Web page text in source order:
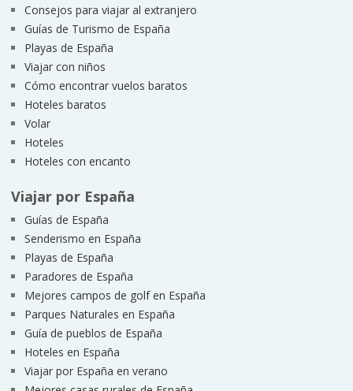
Consejos para viajar al extranjero
Guías de Turismo de España
Playas de España
Viajar con niños
Cómo encontrar vuelos baratos
Hoteles baratos
Volar
Hoteles
Hoteles con encanto
Viajar por España
Guías de España
Senderismo en España
Playas de España
Paradores de España
Mejores campos de golf en España
Parques Naturales en España
Guía de pueblos de España
Hoteles en España
Viajar por España en verano